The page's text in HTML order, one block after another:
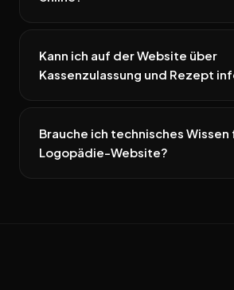
Kann ich auf der Website über
Kassenzulassung und Rezept
Brauche ich technisches Wissen
Logopädie-Website?